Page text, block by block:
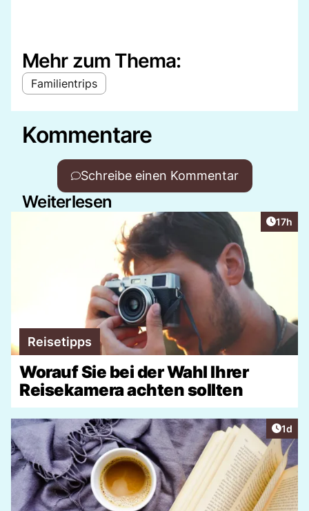
Mehr zum Thema:
Familientrips
Kommentare
Schreibe einen Kommentar
Weiterlesen
Artikel
17h
Reisetipps
Worauf Sie bei der Wahl Ihrer
Reisekamera achten sollten
1d